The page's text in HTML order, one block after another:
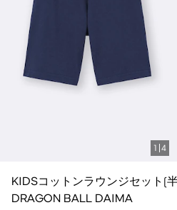
1 4
KIDSコットンラウンジセット(
DRAGON BALL DAIMA